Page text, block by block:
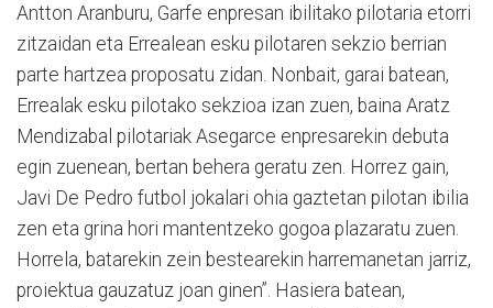
Antton Aranburu, Garfe enpresan ibilitako pilotaria etorri
zitzaidan eta Errealean esku pilotaren sekzio berrian
parte hartzea proposatu zidan. Nonbait, garai batean,
Errealak esku pilotako sekzioa izan zuen, baina Aratz
Mendizabal pilotariak Asegarce enpresarekin debuta
egin zuenean, bertan behera geratu zen. Horrez gain,
Javi De Pedro futbol jokalari ohia gaztetan pilotan ibilia
zen eta grina hori mantentzeko gogoa plazaratu zuen.
Horrela, batarekin zein bestearekin harremanetan jarriz,
proiektua gauzatuz joan ginen”. Hasiera batean,